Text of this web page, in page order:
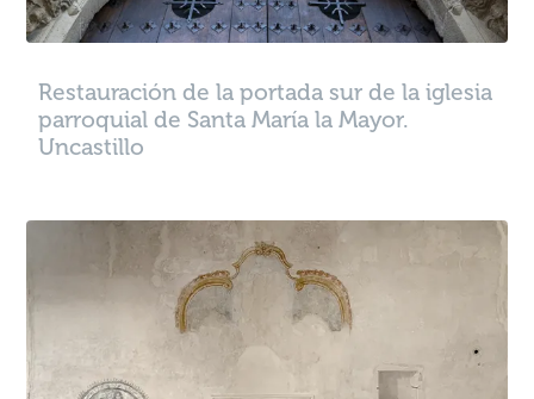
Restauración de la portada sur de la iglesia
parroquial de Santa María la Mayor.
Uncastillo